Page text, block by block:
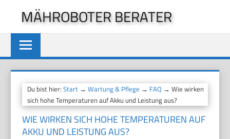
springen
MÄHROBOTER BERATER
Du bist hier:Start →Wartung & Pflege → FAQ → Wie wirken
sich hohe Temperaturen auf Akku und Leistung aus?
WIE WIRKEN SICH HOHE TEMPERATUREN AUF
AKKU UND LEISTUNG AUS?